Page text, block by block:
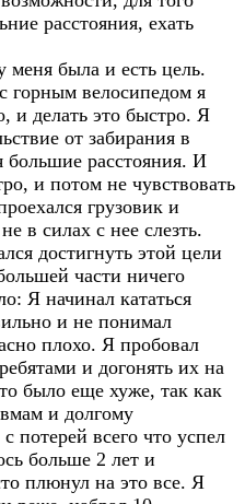
расстояния, ехать
меня была и есть цель.
горным велосипедом я
и делать это быстро. Я
от забирания в
большие расстояния. И
и потом не чувствовать
грузовик и
в силах с нее слезть.
достигнуть этой цели
части ничего
Я начинал кататься
и не понимал
плохо. Я пробовал
и догонять их на
было еще хуже, так как
и долгому
потерей всего что успел
больше 2 лет и
плюнул на это все. Я